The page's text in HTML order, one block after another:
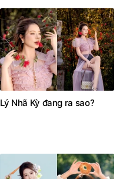
Lý Nhã Kỳ đang ra sao?